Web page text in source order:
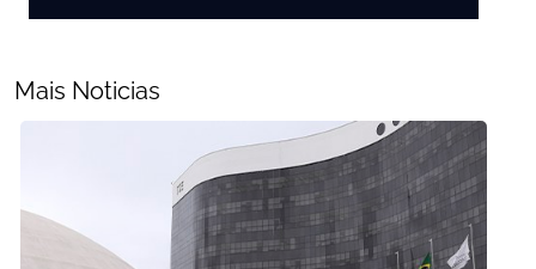
Mais Noticias